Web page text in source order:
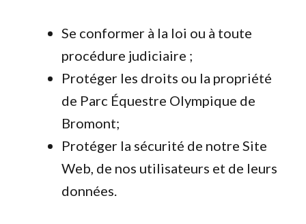
Se conformer à la loi ou à toute
procédure judiciaire ;
Protéger les droits ou la propriété
de Parc Équestre Olympique de
Bromont;
Protéger la sécurité de notre Site
Web, de nos utilisateurs et de leurs
données.